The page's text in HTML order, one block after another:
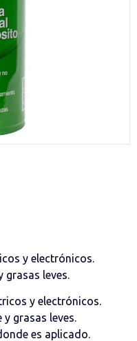
y electrónicos.
grasas leves.
y electrónicos.
y grasas leves.
es aplicado.